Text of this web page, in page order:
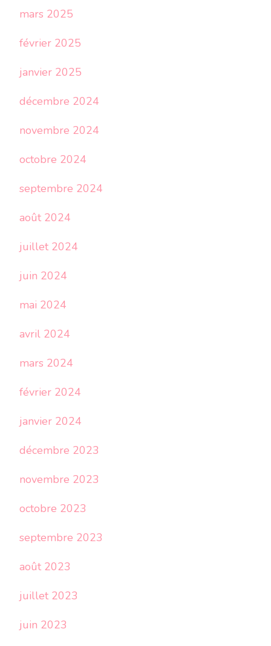
mars 2025
février 2025
janvier 2025
décembre 2024
novembre 2024
octobre 2024
septembre 2024
août 2024
juillet 2024
juin 2024
mai 2024
avril 2024
mars 2024
février 2024
janvier 2024
décembre 2023
novembre 2023
octobre 2023
septembre 2023
août 2023
juillet 2023
juin 2023